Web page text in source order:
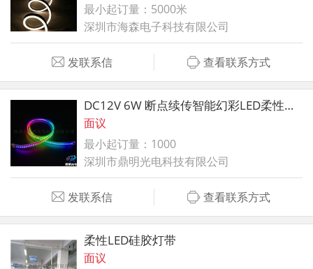
最小起订量：5000米
深圳市海森电子科技有限公司
发联系信 查看联系方式
DC12V 6W 断点续传智能幻彩LED柔性灯带
面议
最小起订量：1000
深圳市鼎明光电科技有限公司
发联系信 查看联系方式
柔性LED硅胶灯带
面议